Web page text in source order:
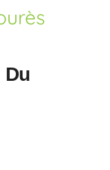
Du